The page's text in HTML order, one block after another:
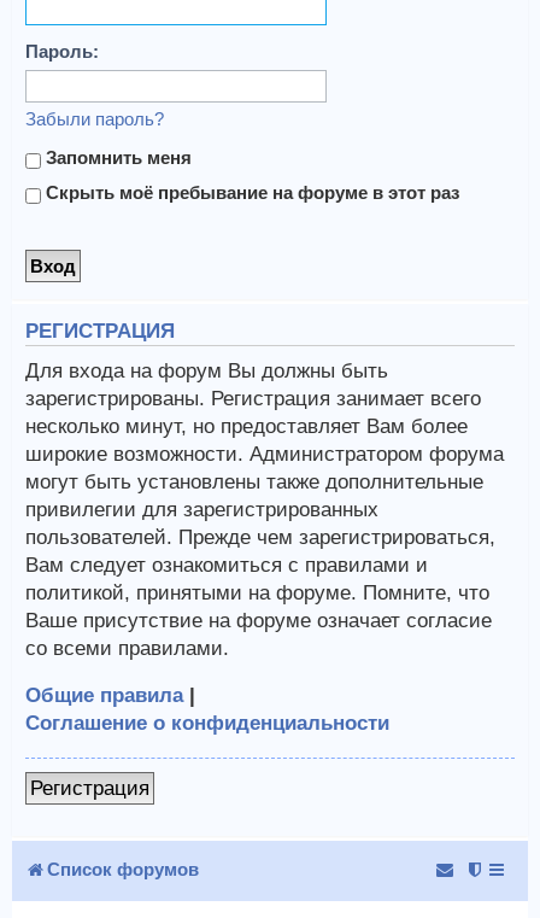
Пароль:
Забыли пароль?
Запомнить меня
Скрыть моё пребывание на форуме в этот раз
РЕГИСТРАЦИЯ
Для входа на форум Вы должны быть
зарегистрированы. Регистрация занимает всего
несколько минут, но предоставляет Вам более
широкие возможности. Администратором форума
могут быть установлены также дополнительные
привилегии для зарегистрированных
пользователей. Прежде чем зарегистрироваться,
Вам следует ознакомиться с правилами и
политикой, принятыми на форуме. Помните, что
Ваше присутствие на форуме означает согласие
со всеми правилами.
Общие правила|
Соглашение о конфиденциальности
Регистрация
Список форумов